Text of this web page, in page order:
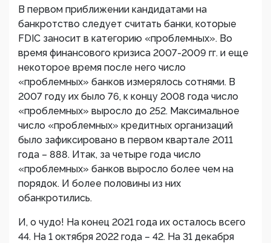
В первом приближении кандидатами на
банкротство следует считать банки, которые
FDIC заносит в категорию «проблемных». Во
время финансового кризиса 2007-2009 гг. и еще
некоторое время после него число
«проблемных» банков измерялось сотнями. В
2007 году их было 76, к концу 2008 года число
«проблемных» выросло до 252. Максимальное
число «проблемных» кредитных организаций
было зафиксировано в первом квартале 2011
года – 888. Итак, за четыре года число
«проблемных» банков выросло более чем на
порядок. И более половины из них
обанкротились.
И, о чудо! На конец 2021 года их осталось всего
44. На 1 октября 2022 года – 42. На 31 декабря